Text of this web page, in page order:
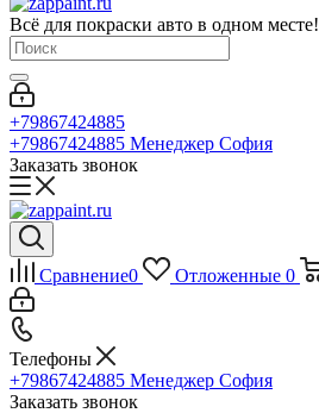
Всё для покраски авто в одном месте!
+79867424885
+79867424885 Менеджер София
Заказать звонок
Сравнение0 Отложенные 0
Телефоны
+79867424885 Менеджер София
Заказать звонок